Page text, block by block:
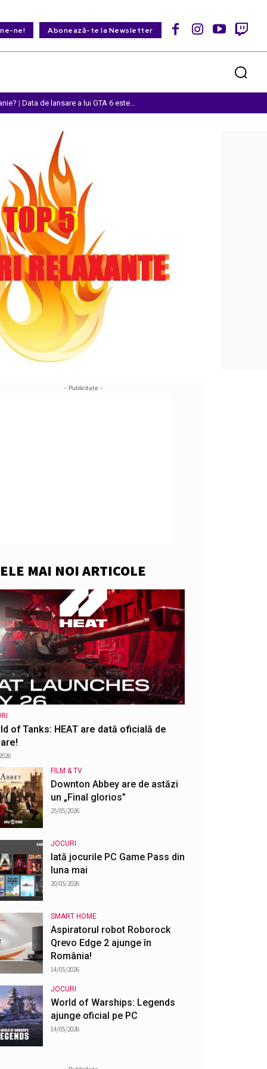
ne! Abonează-te la Newsletter
| Data de lansare a lui GTA 6 este…
- Publicitate -
MAI NOI ARTICOLE
of Tanks: HEAT are dată oficială de
FILM & TV
Downton Abbey are de astăzi
un „Final glorios”
25/05/2026
JOCURI
Iată jocurile PC Game Pass din
luna mai
20/05/2026
SMART HOME
Aspiratorul robot Roborock
Qrevo Edge 2 ajunge în
România!
14/05/2026
JOCURI
World of Warships: Legends
ajunge oficial pe PC
14/05/2026